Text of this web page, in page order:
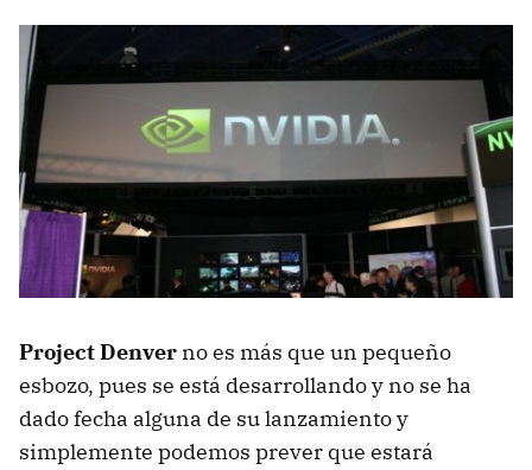
Project Denver no es más que un pequeño
esbozo, pues se está desarrollando y no se ha
dado fecha alguna de su lanzamiento y
simplemente podemos prever que estará